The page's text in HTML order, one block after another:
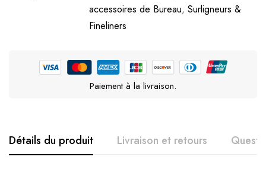
accessoires de Bureau, Surligneurs &
Fineliners
Paiement à la livraison.
Détails du produit Livraison et retours